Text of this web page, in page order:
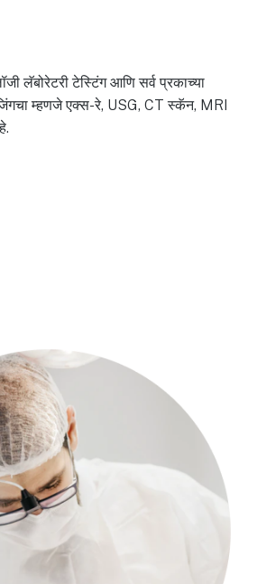
लॅबोरेटरी टेस्टिंग आणि सर्व प्रकाच्या
म्हणजे एक्स-रे, USG, CT स्कॅन, MRI